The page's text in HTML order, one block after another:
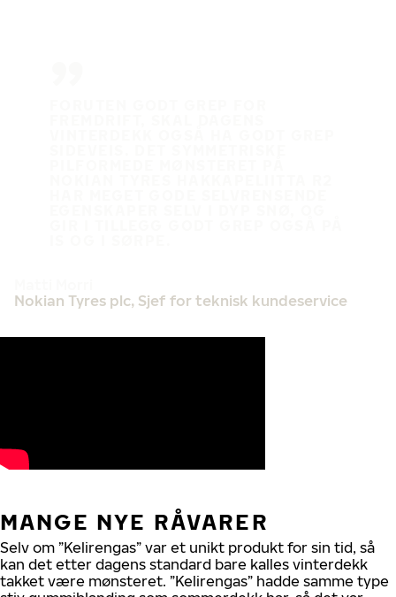
Nokian Tyres plc, Sjef for teknisk kundeservice
MANGE NYE RÅVARER
Selv om ”Kelirengas” var et unikt produkt for sin tid, så
kan det etter dagens standard bare kalles vinterdekk
takket være mønsteret. ”Kelirengas” hadde samme type